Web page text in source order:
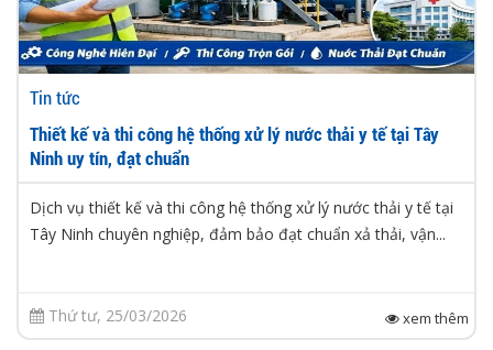
Tin tức
Thiết kế và thi công hệ thống xử lý nước thải y tế tại Tây
Ninh uy tín, đạt chuẩn
Dịch vụ thiết kế và thi công hệ thống xử lý nước thải y tế tại
Tây Ninh chuyên nghiệp, đảm bảo đạt chuẩn xả thải, vận...
Thứ tư, 25/03/2026 xem thêm